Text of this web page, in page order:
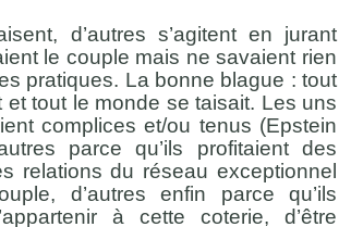
d’autres s’agitent en jurant
le couple mais ne savaient rien
pratiques. La bonne blague : tout
et tout le monde se taisait. Les uns
complices et/ou tenus (Epstein
parce qu’ils profitaient des
relations du réseau exceptionnel
d’autres enfin parce qu’ils
à cette coterie, d’être